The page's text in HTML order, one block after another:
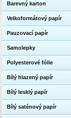
Barevný karton
Velkoformátový papír
Pauzovací papír
Samolepky
Polyesterové fólie
Bílý hlazený papír
Bílý lesklý papír
Bílý saténový papír